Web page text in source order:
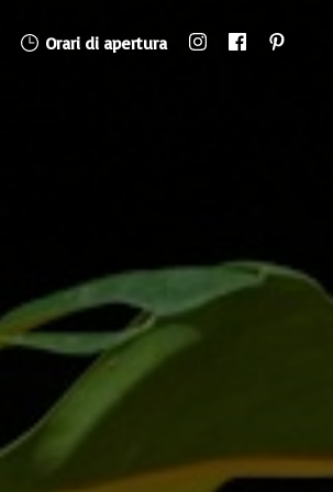
Orari di apertura